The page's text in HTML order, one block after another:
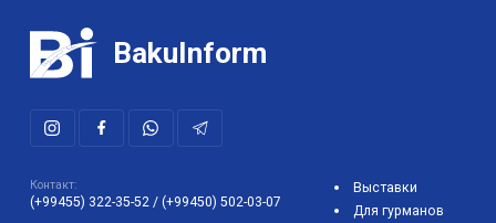
BakuInform
Контакт:
(+99455) 322-35-52 / (+99450) 502-03-07
Выставки
Для гурманов